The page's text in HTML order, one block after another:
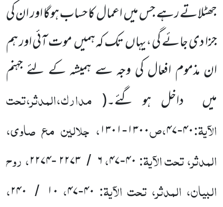
جھٹلاتے رہے جس میںاعمال کا حساب ہوگا اور ان کی
جزا دی جائے گی ،یہاںتک کہ ہمیںموت آئی اور ہم
ان مذموم افعال کی وجہ سے ہمیشہ کے لئے جہنم
میں
داخل ہو گئے۔( مدارک،المدثر،تحت
الآیۃ:۴۰-۴۷،ص۱۳۰۰-۱۳۰۱، جلالین مع صاوی،
المدثر، تحت الآیۃ:۴۰-۴۷،۶ / ۲۲۷۳-۲۲۷۴، روح
البیان، المدثر، تحت الآیۃ: ۴۰-۴۷، ۱۰ / ۲۴۰،